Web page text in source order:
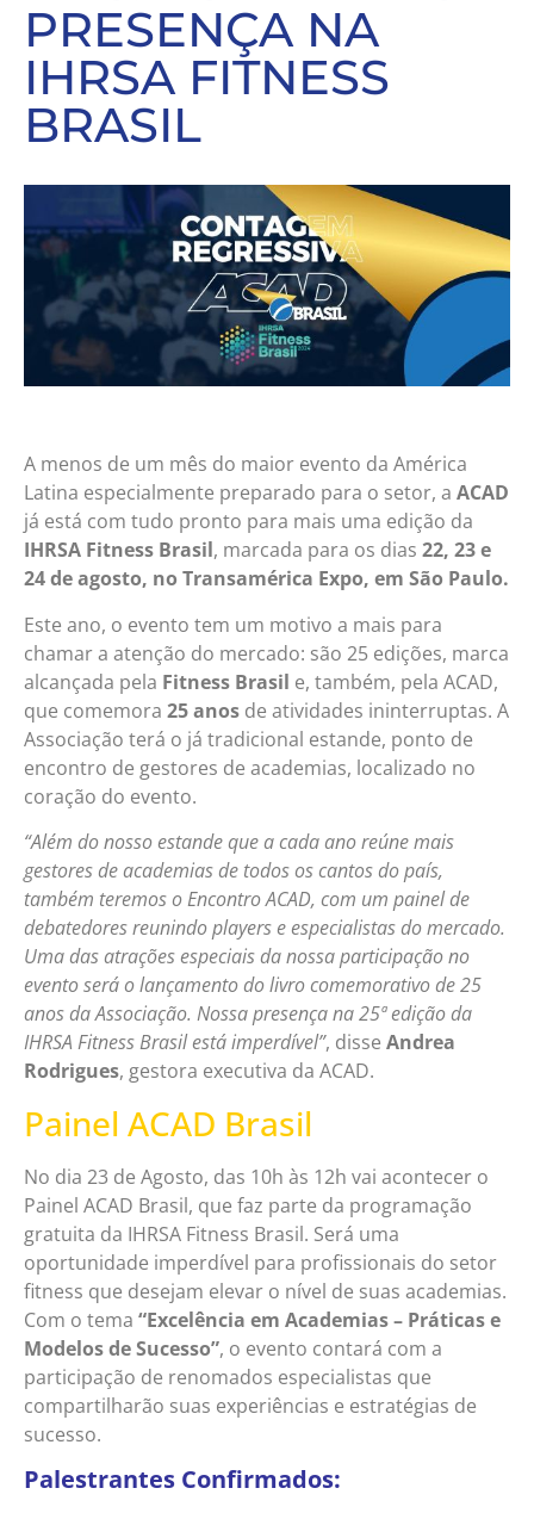
PRESENÇA NA
IHRSA FITNESS
BRASIL
A menos de um mês do maior evento da América
Latina especialmente preparado para o setor, a ACAD
já está com tudo pronto para mais uma edição da
IHRSA Fitness Brasil, marcada para os dias 22, 23 e
24 de agosto, no Transamérica Expo, em São Paulo.
Este ano, o evento tem um motivo a mais para
chamar a atenção do mercado: são 25 edições, marca
alcançada pela Fitness Brasil e, também, pela ACAD,
que comemora 25 anos de atividades ininterruptas. A
Associação terá o já tradicional estande, ponto de
encontro de gestores de academias, localizado no
coração do evento.
“Além do nosso estande que a cada ano reúne mais
gestores de academias de todos os cantos do país,
também teremos o Encontro ACAD, com um painel de
debatedores reunindo players e especialistas do mercado.
Uma das atrações especiais da nossa participação no
evento será o lançamento do livro comemorativo de 25
anos da Associação. Nossa presença na 25ª edição da
IHRSA Fitness Brasil está imperdível”, disse Andrea
Rodrigues, gestora executiva da ACAD.
Painel ACAD Brasil
No dia 23 de Agosto, das 10h às 12h vai acontecer o
Painel ACAD Brasil, que faz parte da programação
gratuita da IHRSA Fitness Brasil. Será uma
oportunidade imperdível para profissionais do setor
fitness que desejam elevar o nível de suas academias.
Com o tema “Excelência em Academias – Práticas e
Modelos de Sucesso”, o evento contará com a
participação de renomados especialistas que
compartilharão suas experiências e estratégias de
sucesso.
Palestrantes Confirmados: